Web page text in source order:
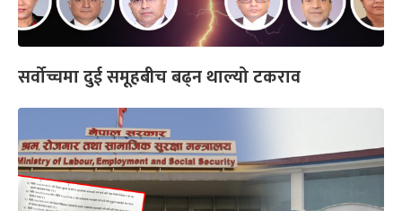
सर्वोच्चमा दुई समूहबीच बढ्न थाल्यो टकराव